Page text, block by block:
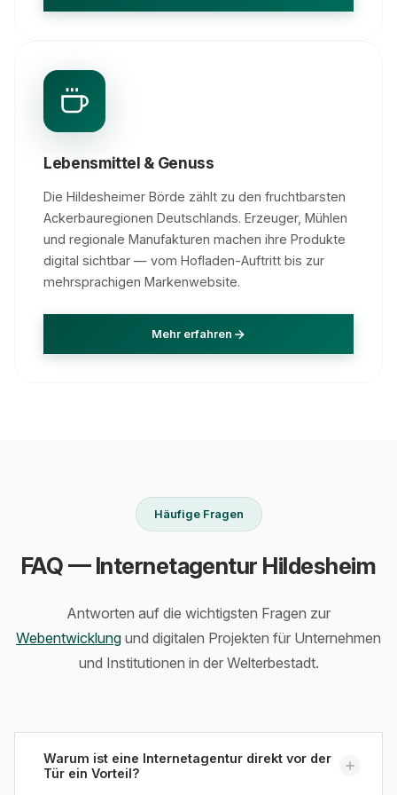
Lebensmittel & Genuss
Die Hildesheimer Börde zählt zu den fruchtbarsten
Ackerbauregionen Deutschlands. Erzeuger, Mühlen
und regionale Manufakturen machen ihre Produkte
digital sichtbar — vom Hofladen-Auftritt bis zur
mehrsprachigen Markenwebsite.
Mehr erfahren
Häufige Fragen
FAQ — Internetagentur Hildesheim
Antworten auf die wichtigsten Fragen zur
Webentwicklung und digitalen Projekten für Unternehmen
und Institutionen in der Welterbestadt.
Warum ist eine Internetagentur direkt vor der
Tür ein Vorteil?